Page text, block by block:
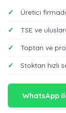
Üretici
TSE ve
Toptan ve
Stoktan hızlı
WhatsApp